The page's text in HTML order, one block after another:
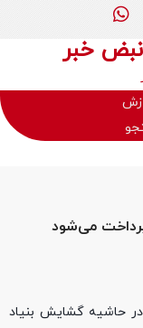
نبض خبر
می‌شود
حاشیه گشایش بنیاد